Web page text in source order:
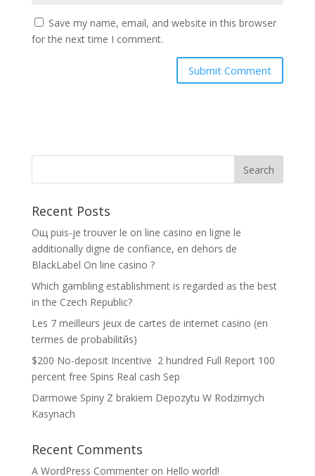
Save my name, email, and website in this browser
for the next time I comment.
Recent Posts
Oщ puis-je trouver le on line casino en ligne le
additionally digne de confiance, en dehors de
BlackLabel On line casino ?
Which gambling establishment is regarded as the best
in the Czech Republic?
Les 7 meilleurs jeux de cartes de internet casino (en
termes de probabilitйs)
$200 No-deposit Incentive ️ 2 hundred Full Report 100
percent free Spins Real cash Sep
Darmowe Spiny Z brakiem Depozytu W Rodzimych
Kasynach
Recent Comments
A WordPress Commenteron Hello world!